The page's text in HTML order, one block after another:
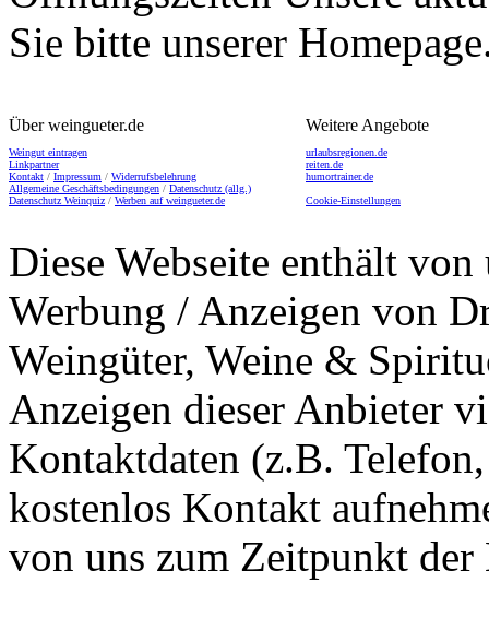
Sie bitte unserer
Über weingueter.de
Weingut eintragen
Linkpartner
Kontakt / Impressum / Widerrufsbelehrung
Allgemeine Geschäftsbedingungen / Datenschutz (allg.)
Datenschutz Weinquiz / Werben auf weingueter.de
Weitere Angebote
urlaubsregionen.de
reiten.de
humortrainer.de
Cookie-Einstellungen
Diese Webseite enthält
Werbung / Anzeigen von
Weingüter, Weine &
Anzeigen dieser Anbieter
Kontaktdaten (z.B.
kostenlos Kontakt
von uns zum Zeitpunkt